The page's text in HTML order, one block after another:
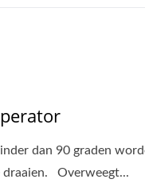
dan 90 graden
draaien. Overweegt...